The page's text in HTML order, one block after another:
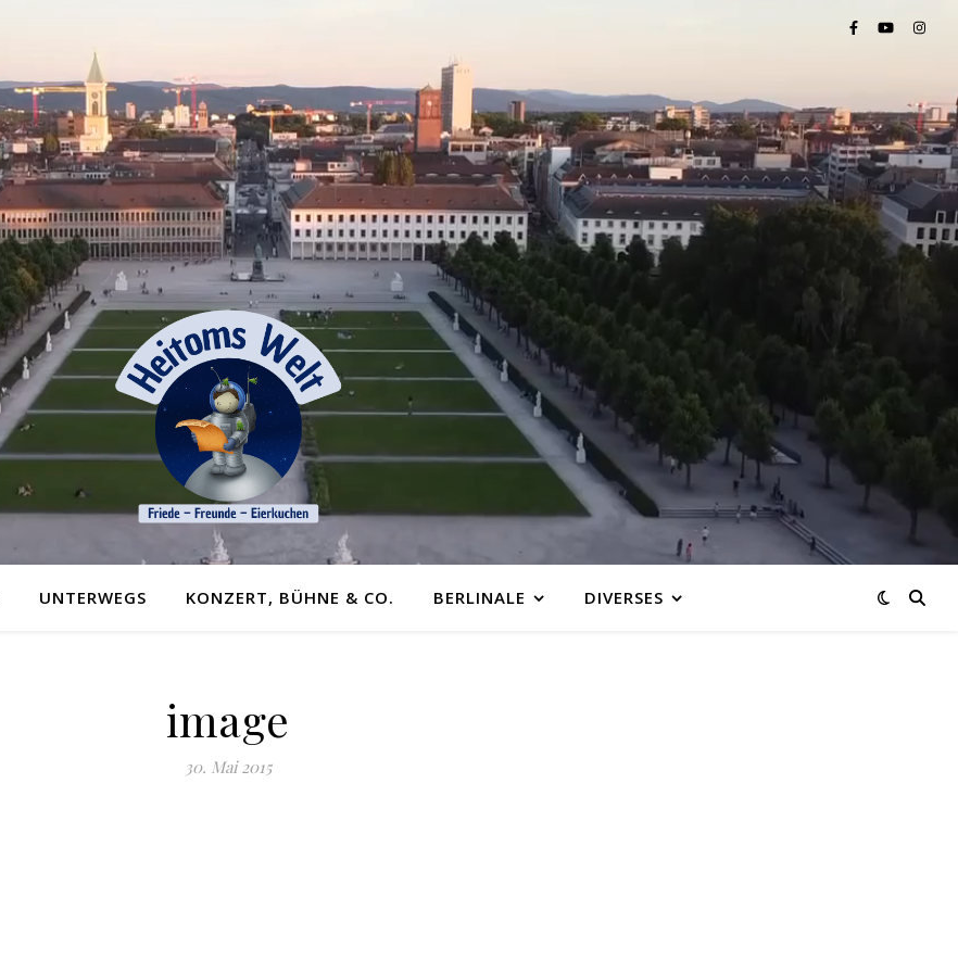
UNTERWEGS KONZERT, BÜHNE & CO. BERLINALE DIVERSES
image
30. Mai 2015